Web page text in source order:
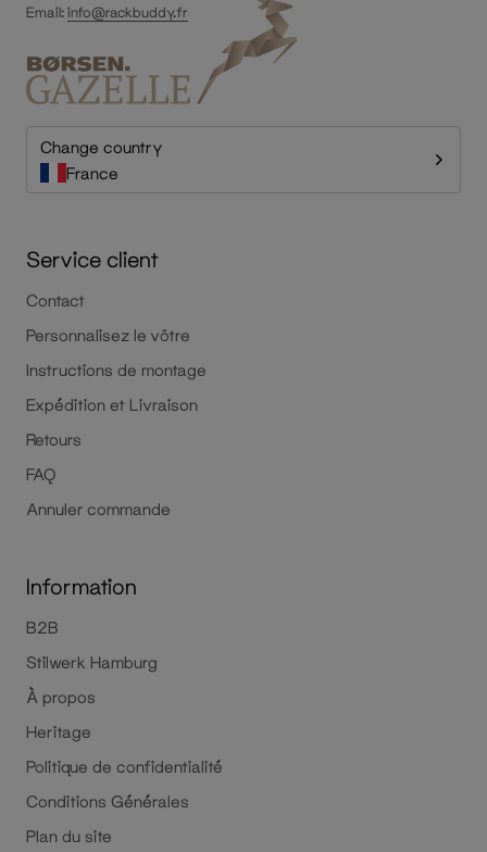
Email:info@rackbuddy.fr
Change country
France
Service client
Contact
Personnalisez le vôtre
Instructions de montage
Expédition et Livraison
Retours
FAQ
Annuler commande
Information
B2B
Stilwerk Hamburg
À propos
Heritage
Politique de confidentialité
Conditions Générales
Plan du site